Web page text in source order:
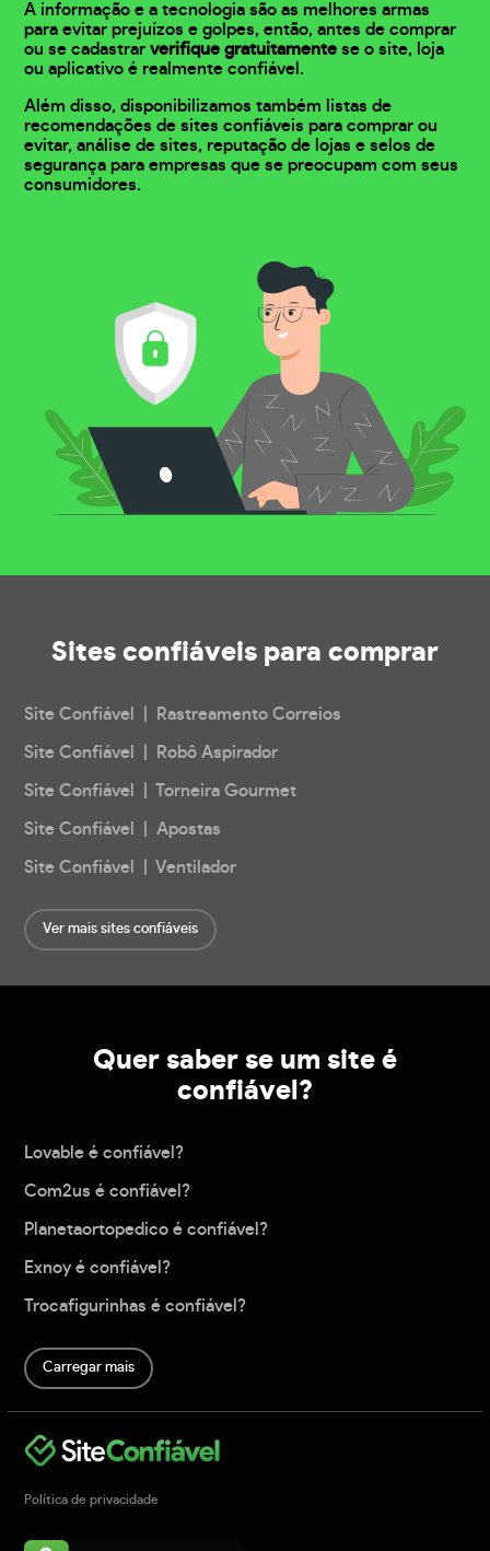
A informação e a tecnologia são as melhores armas
para evitar prejuízos e golpes, então, antes de comprar
ou se cadastrarverifique gratuitamente se o site, loja
ou aplicativo é realmente confiável.
Além disso, disponibilizamos também listas de
recomendações de sites confiáveis para comprar ou
evitar, análise de sites, reputação de lojas e selos de
segurança para empresas que se preocupam com seus
consumidores.
Sites confiáveis para comprar
Site Confiável | Rastreamento Correios
Site Confiável | Robô Aspirador
Site Confiável | Torneira Gourmet
Site Confiável | Apostas
Site Confiável | Ventilador
Ver mais sites confiáveis
Quer saber se um site é
confiável?
Lovable é confiável?
Com2us é confiável?
Planetaortopedico é confiável?
Exnoy é confiável?
Trocafigurinhas é confiável?
Carregar mais
Política de privacidade